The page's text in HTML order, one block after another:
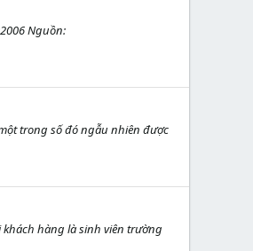
Nguồn:
trong số đó ngẫu nhiên được
hàng là sinh viên trường